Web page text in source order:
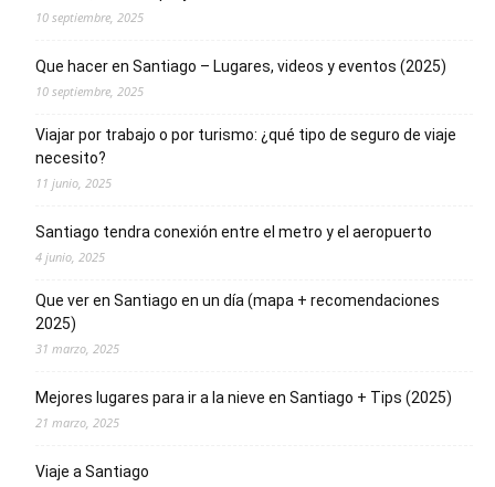
10 septiembre, 2025
Que hacer en Santiago – Lugares, videos y eventos (2025)
10 septiembre, 2025
Viajar por trabajo o por turismo: ¿qué tipo de seguro de viaje
necesito?
11 junio, 2025
Santiago tendra conexión entre el metro y el aeropuerto
4 junio, 2025
Que ver en Santiago en un día (mapa + recomendaciones
2025)
31 marzo, 2025
Mejores lugares para ir a la nieve en Santiago + Tips (2025)
21 marzo, 2025
Viaje a Santiago